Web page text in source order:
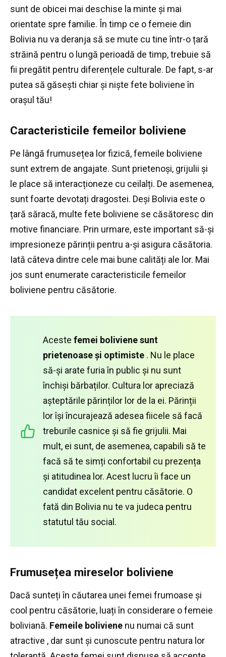
sunt de obicei mai deschise la minte și mai
orientate spre familie. În timp ce o femeie din
Bolivia nu va deranja să se mute cu tine într-o țară
străină pentru o lungă perioadă de timp, trebuie să
fii pregătit pentru diferențele culturale. De fapt, s-ar
putea să găsești chiar și niște fete boliviene în
orașul tău!
Caracteristicile femeilor boliviene
Pe lângă frumusețea lor fizică, femeile boliviene
sunt extrem de angajate. Sunt prietenoși, grijulii și
le place să interacționeze cu ceilalți. De asemenea,
sunt foarte devotați dragostei. Deși Bolivia este o
țară săracă, multe fete boliviene se căsătoresc din
motive financiare. Prin urmare, este important să-și
impresioneze părinții pentru a-și asigura căsătoria.
Iată câteva dintre cele mai bune calități ale lor. Mai
jos sunt enumerate caracteristicile femeilor
boliviene pentru căsătorie.
Aceste femei boliviene sunt
prietenoase și optimiste . Nu le place
să-și arate furia în public și nu sunt
închiși bărbaților. Cultura lor apreciază
așteptările părinților lor de la ei. Părinții
lor își încurajează adesea fiicele să facă
treburile casnice și să fie grijulii. Mai
mult, ei sunt, de asemenea, capabili să te
facă să te simți confortabil cu prezența
și atitudinea lor. Acest lucru îi face un
candidat excelent pentru căsătorie. O
fată din Bolivia nu te va judeca pentru
statutul tău social.
Frumusețea mireselor boliviene
Dacă sunteți în căutarea unei femei frumoase și
cool pentru căsătorie, luați în considerare o femeie
boliviană. Femeile boliviene nu numai că sunt
atractive , dar sunt și cunoscute pentru natura lor